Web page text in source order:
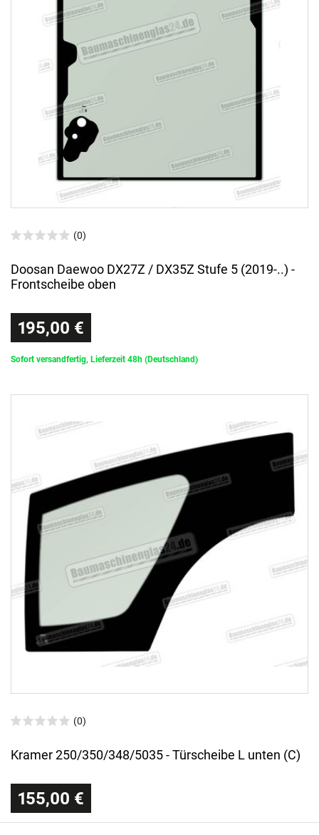
(0)
Doosan Daewoo DX27Z / DX35Z Stufe 5 (2019-..) -
Frontscheibe oben
195,00 €
Sofort versandfertig, Lieferzeit 48h (Deutschland)
(0)
Kramer 250/350/348/5035 - Türscheibe L unten (C)
155,00 €